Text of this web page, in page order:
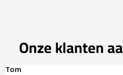
Onze klanten
Tom